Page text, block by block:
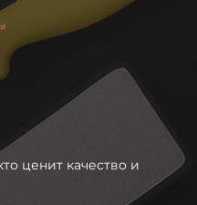
ценит качество и